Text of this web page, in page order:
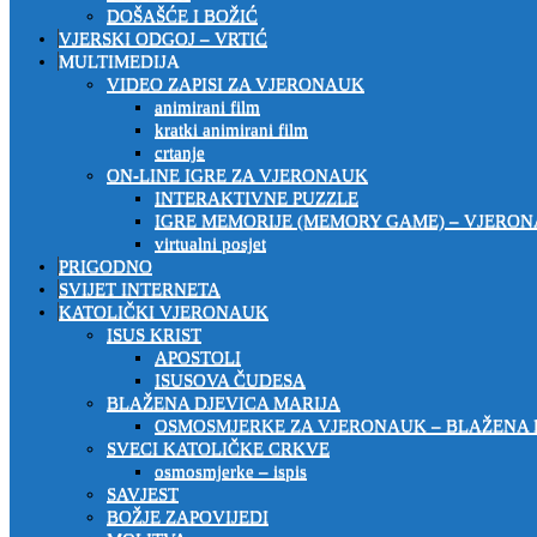
DOŠAŠĆE I BOŽIĆ
VJERSKI ODGOJ – VRTIĆ
MULTIMEDIJA
VIDEO ZAPISI ZA VJERONAUK
animirani film
kratki animirani film
crtanje
ON-LINE IGRE ZA VJERONAUK
INTERAKTIVNE PUZZLE
IGRE MEMORIJE (MEMORY GAME) –
virtualni posjet
PRIGODNO
SVIJET INTERNETA
KATOLIČKI VJERONAUK
ISUS KRIST
APOSTOLI
ISUSOVA ČUDESA
BLAŽENA DJEVICA MARIJA
OSMOSMJERKE ZA VJERONAUK – BLAŽENA
SVECI KATOLIČKE CRKVE
osmosmjerke – ispis
SAVJEST
BOŽJE ZAPOVIJEDI